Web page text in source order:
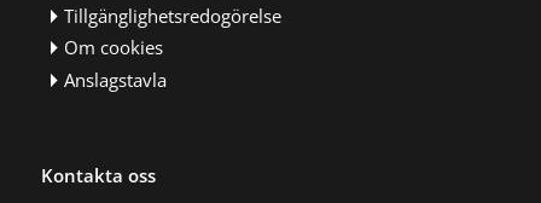
Tillgänglighetsredogörelse
Om cookies
Anslagstavla
Kontakta oss